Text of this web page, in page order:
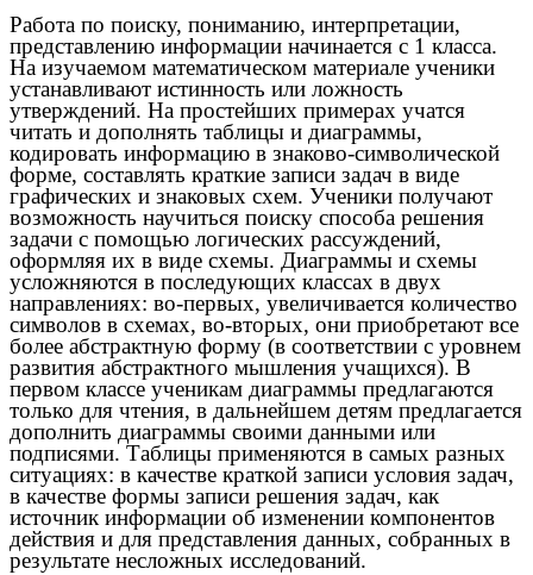
Работа по поиску, пониманию, интерпретации,
представлению информации начинается с 1 класса.
На изучаемом математическом материале ученики
устанавливают истинность или ложность
утверждений. На простейших примерах учатся
читать и дополнять таблицы и диаграммы,
кодировать информацию в знаково-символической
форме, составлять краткие записи задач в виде
графических и знаковых схем. Ученики получают
возможность научиться поиску способа решения
задачи с помощью логических рассуждений,
оформляя их в виде схемы. Диаграммы и схемы
усложняются в последующих классах в двух
направлениях: во-первых, увеличивается количество
символов в схемах, во-вторых, они приобретают все
более абстрактную форму (в соответствии с уровнем
развития абстрактного мышления учащихся). В
первом классе ученикам диаграммы предлагаются
только для чтения, в дальнейшем детям предлагается
дополнить диаграммы своими данными или
подписями. Таблицы применяются в самых разных
ситуациях: в качестве краткой записи условия задач,
в качестве формы записи решения задач, как
источник информации об изменении компонентов
действия и для представления данных, собранных в
результате несложных исследований.